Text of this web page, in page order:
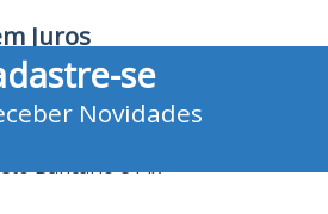
Juros
de Crédito
Bancário e Pix
se
Novidades